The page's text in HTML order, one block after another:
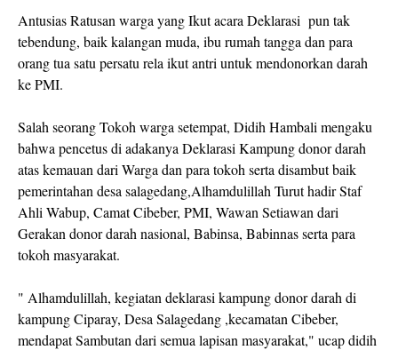
Antusias Ratusan warga yang Ikut acara Deklarasi pun tak
tebendung, baik kalangan muda, ibu rumah tangga dan para
orang tua satu persatu rela ikut antri untuk mendonorkan darah
ke PMI.
Salah seorang Tokoh warga setempat, Didih Hambali mengaku
bahwa pencetus di adakanya Deklarasi Kampung donor darah
atas kemauan dari Warga dan para tokoh serta disambut baik
pemerintahan desa salagedang,Alhamdulillah Turut hadir Staf
Ahli Wabup, Camat Cibeber, PMI, Wawan Setiawan dari
Gerakan donor darah nasional, Babinsa, Babinnas serta para
tokoh masyarakat.
" Alhamdulillah, kegiatan deklarasi kampung donor darah di
kampung Ciparay, Desa Salagedang ,kecamatan Cibeber,
mendapat Sambutan dari semua lapisan masyarakat," ucap didih